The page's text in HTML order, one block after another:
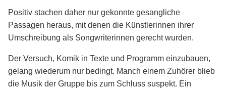
Positiv stachen daher nur gekonnte gesangliche
Passagen heraus, mit denen die Künstlerinnen ihrer
Umschreibung als Songwriterinnen gerecht wurden.
Der Versuch, Komik in Texte und Programm einzubauen,
gelang wiederum nur bedingt. Manch einem Zuhörer blieb
die Musik der Gruppe bis zum Schluss suspekt. Ein